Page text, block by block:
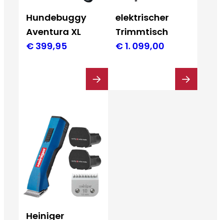
Hundebuggy
Aventura XL
€ 399,95
elektrischer
Trimmtisch
€ 1. 099,00
Heiniger